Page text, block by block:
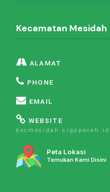
Kecamatan Mesidah
ALAMAT
PHONE
EMAIL
WEBSITE
kecmesidah.sigapaceh.id
Peta Lokasi
Temukan Kami Disini